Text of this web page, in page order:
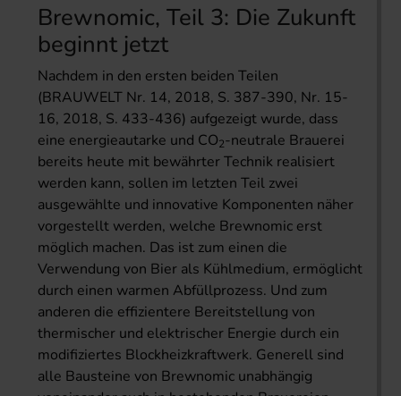
Brewnomic, Teil 3: Die Zukunft
beginnt jetzt
Nachdem in den ersten beiden Teilen
(BRAUWELT Nr. 14, 2018, S. 387-390, Nr. 15-
16, 2018, S. 433-436) aufgezeigt wurde, dass
eine energieautarke und CO2-neutrale Brauerei
bereits heute mit bewährter Technik realisiert
werden kann, sollen im letzten Teil zwei
ausgewählte und innovative Komponenten näher
vorgestellt werden, welche Brewnomic erst
möglich machen. Das ist zum einen die
Verwendung von Bier als Kühlmedium, ermöglicht
durch einen warmen Abfüllprozess. Und zum
anderen die effizientere Bereitstellung von
thermischer und elektrischer Energie durch ein
modifiziertes Blockheizkraftwerk. Generell sind
alle Bausteine von Brewnomic unabhängig